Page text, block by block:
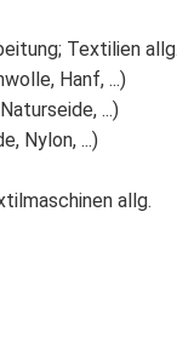
Textilien
Hanf, ...)
...)
Nylon, ...)
allg.